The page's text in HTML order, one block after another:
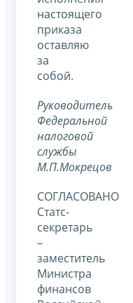
настоящего
приказа
оставляю
за
собой.
Руководитель
Федеральной
налоговой
службы
М.П.Мокрецов
СОГЛАСОВАНО
Статс-
секретарь
–
заместитель
Министра
финансов